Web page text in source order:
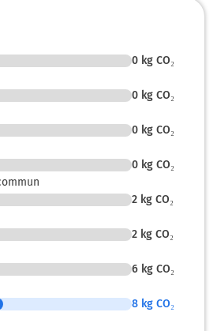
prendre la 2ème sortie sur Rue Notre-
sur 450 mètres
0 kg CO₂
0 kg CO₂
0 kg CO₂
0 kg CO₂
2 kg CO₂
2 kg CO₂
6 kg CO₂
8 kg CO₂